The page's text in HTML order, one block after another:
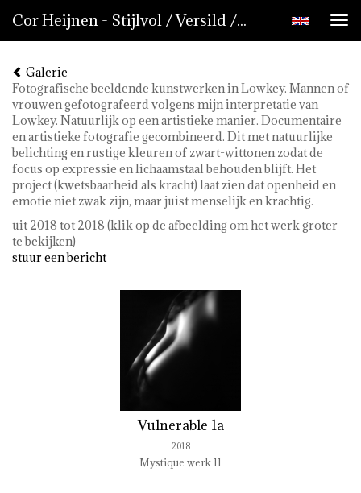
Cor Heijnen - Stijlvol / Versild / Lowkey - Vulnerable (kwetsbaar)
Galerie
Fotografische beeldende kunstwerken in Lowkey. Mannen of
vrouwen gefotografeerd volgens mijn interpretatie van
Lowkey. Natuurlijk op een artistieke manier. Documentaire
en artistieke fotografie gecombineerd. Dit met natuurlijke
belichting en rustige kleuren of zwart-wittonen zodat de
focus op expressie en lichaamstaal behouden blijft. Het
project (kwetsbaarheid als kracht) laat zien dat openheid en
emotie niet zwak zijn, maar juist menselijk en krachtig.
uit 2018 tot 2018 (klik op de afbeelding om het werk groter
te bekijken)
stuur een bericht
Vulnerable 1a
2018
Mystique werk 11